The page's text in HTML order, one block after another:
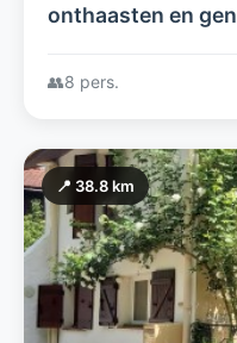
onthaasten en
👥8 pers.
📍 38.8 km